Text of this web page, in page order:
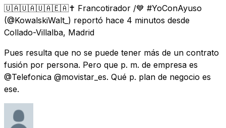
🇺🇦🇺🇦🇺🇦🇪🇦✝️ Francotirador /💙 #YoConAyuso
(@KowalskiWalt_) reportó hace 4 minutos desde
Collado-Villalba, Madrid
Pues resulta que no se puede tener más de un contrato
fusión por persona. Pero que p. m. de empresa es
@Telefonica @movistar_es. Qué p. plan de negocio es
ese.